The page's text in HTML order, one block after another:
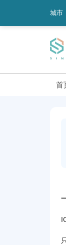
城市
首